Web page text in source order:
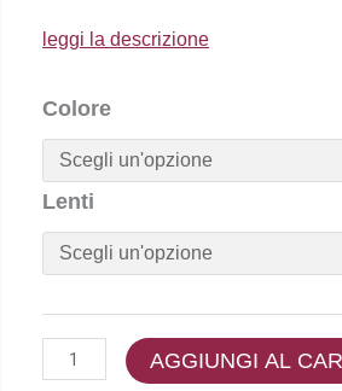
leggi la descrizione
Colore
Lenti
Polaroid
Kids
Pld
8048/s
quantità
AGGIUNGI AL